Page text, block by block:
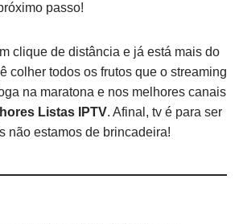
passo!
clique de distância e já está mais do
colher todos os frutos que o streaming
na maratona e nos melhores canais
Listas IPTV. Afinal, tv é para ser
não estamos de brincadeira!